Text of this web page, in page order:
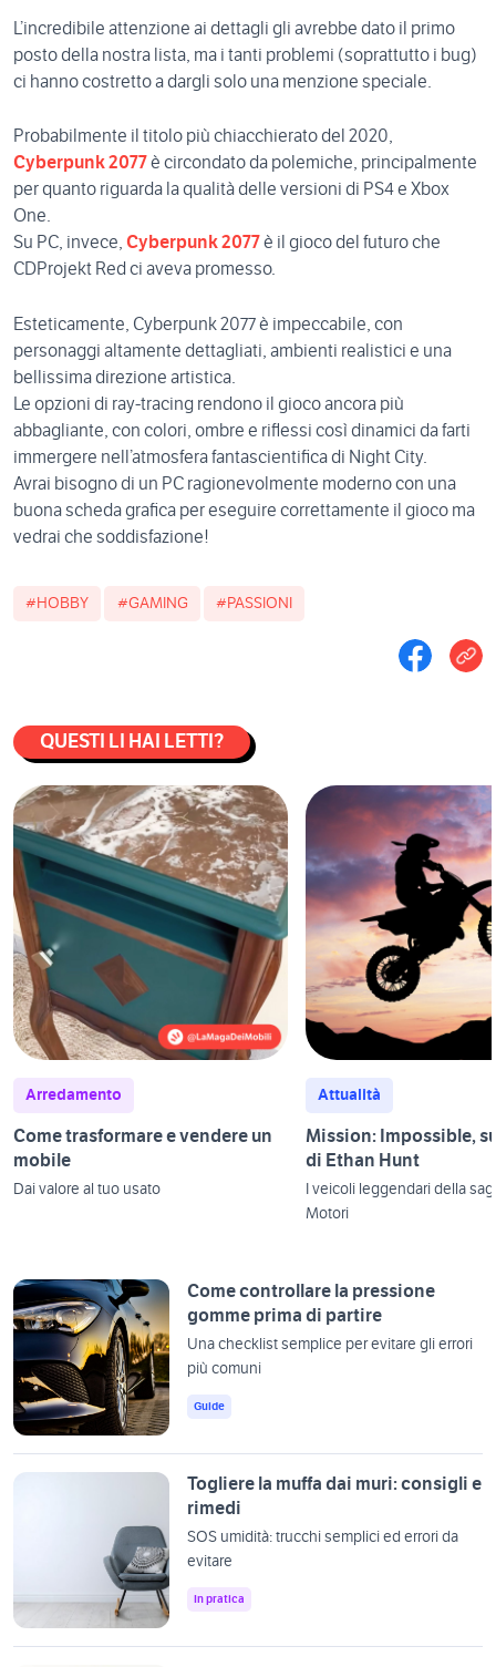
L’incredibile attenzione ai dettagli gli avrebbe dato il primo
posto della nostra lista, ma i tanti problemi (soprattutto i bug)
ci hanno costretto a dargli solo una menzione speciale.
Probabilmente il titolo più chiacchierato del 2020,
Cyberpunk 2077è circondato da polemiche, principalmente
per quanto riguarda la qualità delle versioni di PS4 e Xbox
One.
Su PC, invece, Cyberpunk 2077è il gioco del futuro che
CDProjekt Red ci aveva promesso.
Esteticamente, Cyberpunk 2077 è impeccabile, con
personaggi altamente dettagliati, ambienti realistici e una
bellissima direzione artistica.
Le opzioni di ray-tracing rendono il gioco ancora più
abbagliante, con colori, ombre e riflessi così dinamici da farti
immergere nell’atmosfera fantascientifica di Night City.
Avrai bisogno di un PC ragionevolmente moderno con una
buonascheda grafica per eseguire correttamente il gioco ma
vedrai che soddisfazione!
#HOBBY #GAMING #PASSIONI
Come controllare la pressione
gomme prima di partire
Una checklist semplice per evitare gli errori
più comuni
Guide
Togliere la muffa dai muri: consigli e
rimedi
SOS umidità: trucchi semplici ed errori da
evitare
In pratica
QUESTI LI HAI LETTI?
Arredamento
Come trasformare e vendere un
mobile
Dai valore al tuo usato
Attualità
Mission: Impossible,
di Ethan Hunt
I veicoli leggendari della
Motori